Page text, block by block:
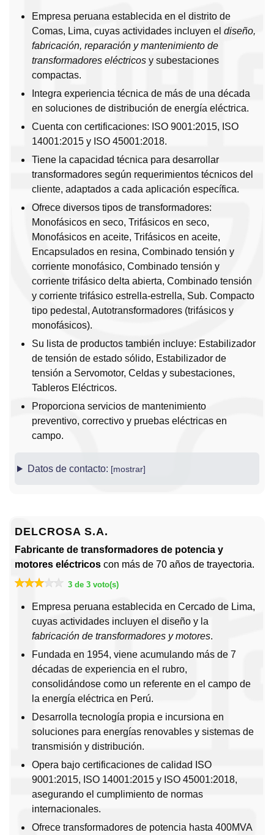
Empresa peruana establecida en el distrito de
Comas, Lima, cuyas actividades incluyen el diseño,
fabricación, reparación y mantenimiento de
transformadores eléctricos y subestaciones
compactas.
Integra experiencia técnica de más de una década
en soluciones de distribución de energía eléctrica.
Cuenta con certificaciones: ISO 9001:2015, ISO
14001:2015 y ISO 45001:2018.
Tiene la capacidad técnica para desarrollar
transformadores según requerimientos técnicos del
cliente, adaptados a cada aplicación específica.
Ofrece diversos tipos de transformadores:
Monofásicos en seco, Trifásicos en seco,
Monofásicos en aceite, Trifásicos en aceite,
Encapsulados en resina, Combinado tensión y
corriente monofásico, Combinado tensión y
corriente trifásico delta abierta, Combinado tensión
y corriente trifásico estrella-estrella, Sub. Compacto
tipo pedestal, Autotransformadores (trifásicos y
monofásicos).
Su lista de productos también incluye: Estabilizador
de tensión de estado sólido, Estabilizador de
tensión a Servomotor, Celdas y subestaciones,
Tableros Eléctricos.
Proporciona servicios de mantenimiento
preventivo, correctivo y pruebas eléctricas en
campo.
Datos de contacto:
DELCROSA S.A.
Fabricante de transformadores de potencia y
motores eléctricos con más de 70 años de trayectoria.
3 de 3 voto(s)
Empresa peruana establecida en Cercado de Lima,
cuyas actividades incluyen el diseño y la
fabricación de transformadores y motores.
Fundada en 1954, viene acumulando más de 7
décadas de experiencia en el rubro,
consolidándose como un referente en el campo de
la energía eléctrica en Perú.
Desarrolla tecnología propia e incursiona en
soluciones para energías renovables y sistemas de
transmisión y distribución.
Opera bajo certificaciones de calidad ISO
9001:2015, ISO 14001:2015 y ISO 45001:2018,
asegurando el cumplimiento de normas
internacionales.
Ofrece transformadores de potencia hasta 400MVA